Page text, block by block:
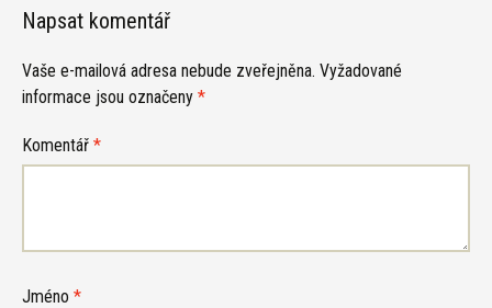
pro
příspěvky
Napsat komentář
Vaše e-mailová adresa nebude zveřejněna. Vyžadované
informace jsou označeny *
Komentář *
Jméno *